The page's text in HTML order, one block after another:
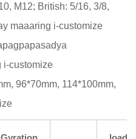
M12; British: 5/16, 3/8,
maaaring i-customize
i-customize
96*70mm, 114*100mm,